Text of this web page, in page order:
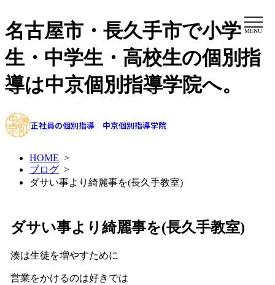
名古屋市・長久手市で小学
生・中学生・高校生の個別指
導は中京個別指導学院へ。
正社員の個別指導 中京個別指導学院
MENU
HOME >
ブログ >
ダサい事より綺麗事を(長久手教室)
ダサい事より綺麗事を(長久手教室)
湊は生徒を増やすために
営業をかけるのは好きでは